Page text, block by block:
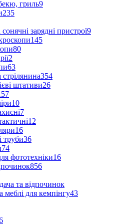
гриль9
235
зарядні пристрої9
145
80
2
63
354
штативи26
10
7
12
16
труби36
74
фототехніки16
856
та відпочинок
меблі для кемпінгу43